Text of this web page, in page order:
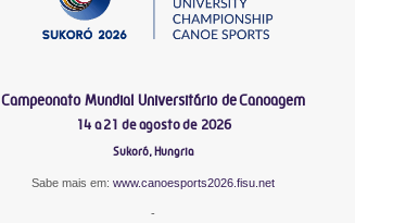
Campeonato Mundial Universitário de Canoagem
14 a 21 de agosto de 2026
Sukoró, Hungria
Sabe mais em:www.canoesports2026.fisu.net
-